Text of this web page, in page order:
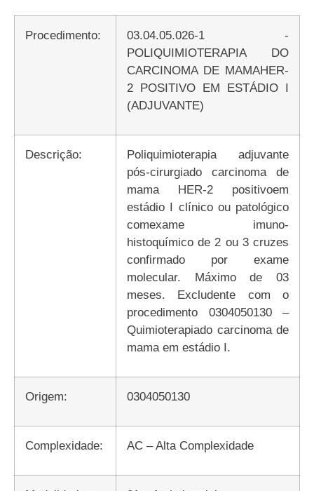
Procedimento:
03.04.05.026-1 -
POLIQUIMIOTERAPIA DO
CARCINOMA DE MAMAHER-
2 POSITIVO EM ESTÁDIO I
(ADJUVANTE)
Descrição:
Poliquimioterapia adjuvante
pós-cirurgiado carcinoma de
mama HER-2 positivoem
estádio I clínico ou patológico
comexame imuno-
histoquímico de 2 ou 3 cruzes
confirmado por exame
molecular. Máximo de 03
meses. Excludente com o
procedimento 0304050130 –
Quimioterapiado carcinoma de
mama em estádio I.
Origem: 0304050130
Complexidade: AC – Alta Complexidade